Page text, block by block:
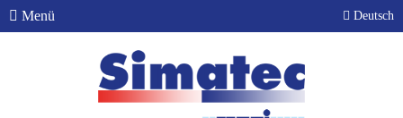
Menü Deutsch